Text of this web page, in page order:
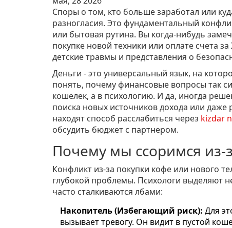
Споры о том, кто больше заработал или
разногласия. Это фундаментальный
или бытовая рутина. Вы когда-нибудь
покупке новой техники или оплате счета
детские травмы и представления о
Деньги - это универсальный язык, на
понять, почему финансовые вопросы так
кошелек, а в психологию. И да, иногда
поиска новых источников дохода или
находят способ расслабиться через kizdar
обсудить бюджет с партнером.
Почему мы ссоримся из-
Конфликт из-за покупки кофе или нового
глубокой проблемы. Психологи выделяют
часто сталкиваются лбами:
Накопитель (Избегающий риск): Для
вызывает тревогу. Он видит в пустой